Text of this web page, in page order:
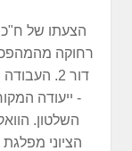
הצעתו של ח"כ
רחוקה
דור 2.
- ייעודה
השלטון.
הציוני